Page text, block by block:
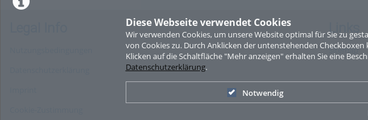
Diese Webseite verwendet Cookies
Wir verwenden Cookies, um unsere Website optimal für Sie zu
von Cookies zu. Durch Anklicken der untenstehenden
Klicken auf die Schaltfläche "Mehr anzeigen" erhalten Sie eine
Datenschutzerklärung.
Notwendig
Links
Sitemap